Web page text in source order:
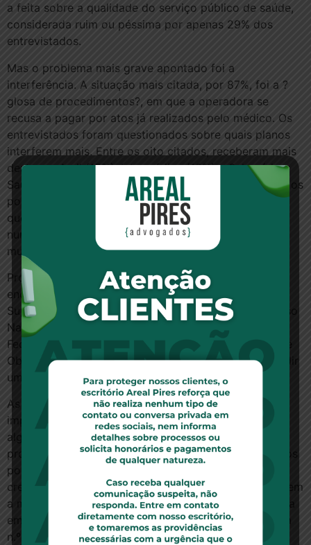
a feita sobre a qualidade do serviço público de saúde,
considerada ruim ou péssima por apenas 29% dos
entrevistados.
Mas o problema mais grave apontado foi a
interferência. A situação mais citada, por 87%, foi a ?
glosa de procedimentos?, em que a operadora se
recusa a pagar por atos já realizados pelo médico. Os
entrevistados foram questionados sobre quais planos
interferem mais. Entre os oito citados, receberam mais
destaque Amil (15%), Intermédica (13%) e Sulamérica
Saúde (13%). Apesar de a pesquisa não ter abordado os
possíveis danos da interferência, os médicos contam
que a percepção é de que, a longo prazo, um atraso
num prognóstico pode levar a uma piora da saúde da
mulher.
Próximos passos — Os resultados da pesquisa serão
encaminhados para Agência Nacional de Saúde
Suplementar, Conselho Nacional de Justiça, Congresso
Nacional e Assembleia Legislativa do Estado. A
Federação Brasileira de Associações de Ginecologia e
Obstetrícia (Febrasgo) informou que pretende expandir
uma pesquisa nos mesmos moldes para todo o País.
As três operadoras mais citadas mandaram notas à
imprensa. A Amil disse que ?não interfere, de maneira
alguma, na autonomia dos médicos e outros
profissionais de saúde?. A Intermédica afirmou que ?os
poucos médicos ginecologistas e obstetras
credenciados em seus consultórios próprios não sofrem
a menor interferência?. E a Sulamérica disse que ?atua
em linha com o que preconiza a Resolução Normativa
n.º 259?.